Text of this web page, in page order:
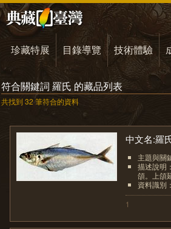
珍藏特展 目錄導覽 技術體驗
符合關鍵詞 羅氏 的藏品列表
共找到 32 筆符合的資料
中文名:羅
主題與關
描述說明
頜。上頜
資料識別
1